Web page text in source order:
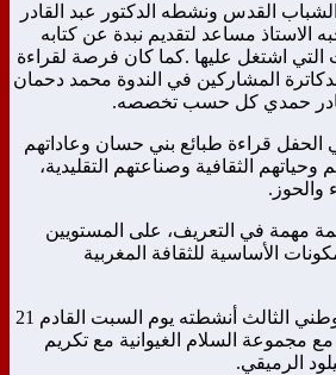
القدس ونشطه الدكتور عبد القادر
الاستاذ مساعد لتقديم نبدة عن كتابه
التي اشتغل عليها .كما كان فرصة لقراءة
المشاركين في الندوة محمد دحمان
حمدي كل حسب تخصصه.
قراءة طبائع بني حسان وعاداتهم
وحياتهم الثقافية وصناعتهم التقليدية،
والحوز.
مهمة في التعريف، على المستويين
الأساسية للثقافة المغربية
هذا وسيواصل الملتقى الوطني الثالث أنشطته يوم السبت القادم 21
مجموعة السلام الغيوانية مع تكريم
الرميقي.